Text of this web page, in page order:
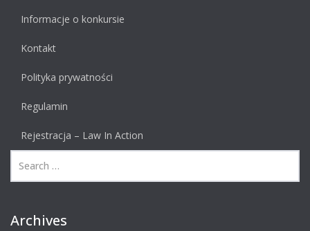
Informacje o konkursie
Kontakt
Polityka prywatności
Regulamin
Rejestracja – Law In Action
Archives